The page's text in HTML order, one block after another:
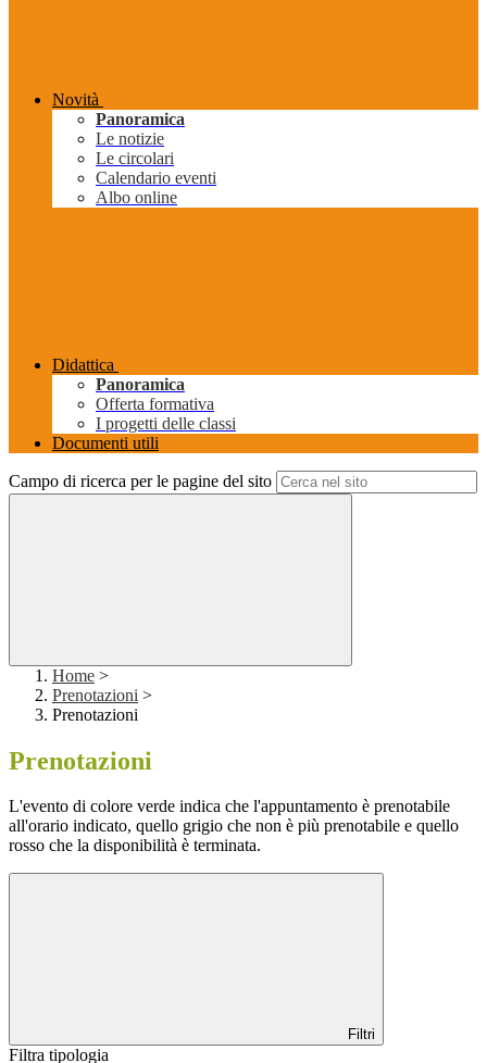
Novità
Panoramica
Le notizie
Le circolari
Calendario eventi
Albo online
Didattica
Panoramica
Offerta formativa
I progetti delle classi
Documenti utili
Campo di ricerca per le pagine del sito
Home >
Prenotazioni >
Prenotazioni
Prenotazioni
L'evento di colore verde indica che l'appuntamento è prenotabile
all'orario indicato, quello grigio che non è più prenotabile e quello
rosso che la disponibilità è terminata.
Filtri
Filtra tipologia